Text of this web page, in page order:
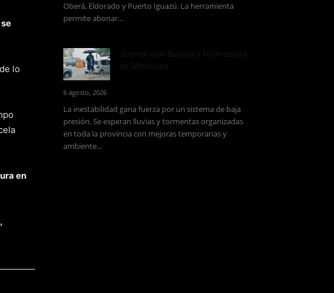
se
lo
en
Oberá, Eldorado y Puerto Iguazú. La herramienta
permite abonar...
6 agosto, 2026
La inestabilidad gana fuerza por un sistema de baja
presión. Se esperan lluvias y tormentas organizadas
en toda la provincia con mejoras temporarias y
ambiente...